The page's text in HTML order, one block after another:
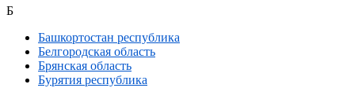
Б
Башкортостан республика
Белгородская область
Брянская область
Бурятия республика